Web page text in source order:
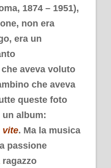
1874 – 1951),
non era
era un
aveva voluto
che aveva
queste foto
un album:
vite. Ma la musica
passione